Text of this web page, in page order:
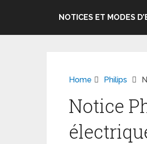
NOTICES ET MODES
Home Philips
Notice